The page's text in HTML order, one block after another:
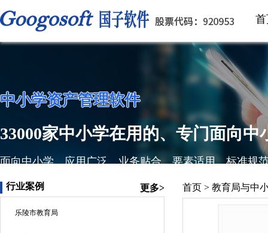
中小学资产管理软件
33000家中小学在用的、专门面向
面向中小学、应用广泛、业务贴合、要素适用、标准规
行业案例 更多>
乐陵市教育局
首页 > 教育局与中